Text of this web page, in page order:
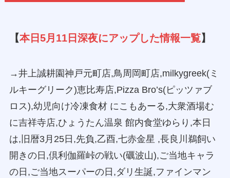
【本日5月11日深夜にアップした情報一覧】
→井上誠耕園神戸元町店,鳥周岡町店,milkygreek(ミ
ルキーグリーク)恵比寿店,Pizza Bro’s(ピッツァブ
ロス),幼児向け冷凍食材 にこもあーる,大衆酒場む
に吉祥寺店,ひょうたん温泉 館内食堂ゆらり,本日
は,旧暦3月25日,先負,乙酉,七赤金星 ,長良川鵜飼い
開きの日,倶利伽羅峠の戦い(礪波山),ご当地キャラ
の日,ご当地スーパーの日,ダリ生誕,ファインマン